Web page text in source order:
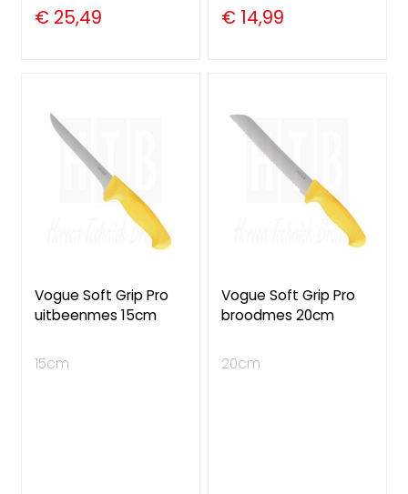
€ 25,49 € 14,99
Vogue Soft Grip Pro
uitbeenmes 15cm
15cm
Vogue Soft Grip Pro
broodmes 20cm
20cm